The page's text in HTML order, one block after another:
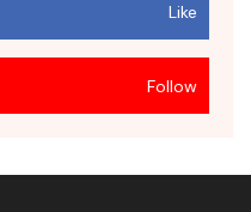
Like
Follow